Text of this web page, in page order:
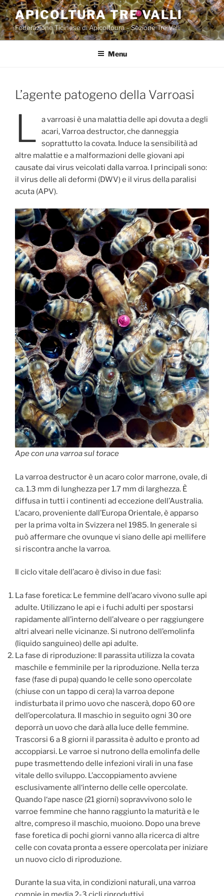
Salta
al
contenuto
APICOLTURA TRE VALLI
Federazione Ticinese di Apicoltoura – Sezione Tre Valli
Menu
L’agente patogeno della Varroasi
L
a varroasi è una malattia delle api dovuta a degli
acari, Varroa destructor, che danneggia
soprattutto la covata. Induce la sensibilità ad
altre malattie e a malformazioni delle giovani api
causate dai virus veicolati dalla varroa. I principali sono:
il virus delle ali deformi (DWV) e il virus della paralisi
acuta (APV).
Ape con una varroa sul torace
La varroa destructor è un acaro color marrone, ovale, di
ca. 1.3 mm di lunghezza per 1.7 mm di larghezza. È
diffusa in tutti i continenti ad eccezione dell’Australia.
L’acaro, proveniente dall’Europa Orientale, è apparso
per la prima volta in Svizzera nel 1985. In generale si
può affermare che ovunque vi siano delle api mellifere
si riscontra anche la varroa.
Il ciclo vitale dell’acaro è diviso in due fasi:
La fase foretica: Le femmine dell’acaro vivono sulle api
adulte. Utilizzano le api e i fuchi adulti per spostarsi
rapidamente all’interno dell’alveare o per raggiungere
altri alveari nelle vicinanze. Si nutrono dell’emolinfa
(liquido sanguineo) delle api adulte.
La fase di riproduzione: Il parassita utilizza la covata
maschile e femminile per la riproduzione. Nella terza
fase (fase di pupa) quando le celle sono opercolate
(chiuse con un tappo di cera) la varroa depone
indisturbata il primo uovo che nascerà, dopo 60 ore
dell’opercolatura. Il maschio in seguito ogni 30 ore
deporrà un uovo che darà alla luce delle femmine.
Trascorsi 6 a 8 giorni il parassita è adulto e pronto ad
accoppiarsi. Le varroe si nutrono della emolinfa delle
pupe trasmettendo delle infezioni virali in una fase
vitale dello sviluppo. L’accoppiamento avviene
esclusivamente all‘interno delle celle opercolate.
Quando l‘ape nasce (21 giorni) sopravvivono solo le
varroe femmine che hanno raggiunto la maturità e le
altre, compreso il maschio, muoiono. Dopo una breve
fase foretica di pochi giorni vanno alla ricerca di altre
celle con covata pronta a essere opercolata per iniziare
un nuovo ciclo di riproduzione.
Durante la sua vita, in condizioni naturali, una varroa